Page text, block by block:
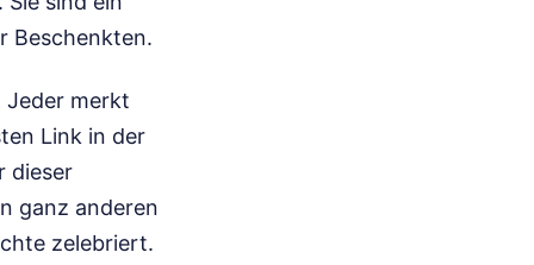
Beschenkten.
Jeder merkt
Link in der
dieser
ganz anderen
zelebriert.